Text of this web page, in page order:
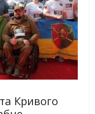
Кривого